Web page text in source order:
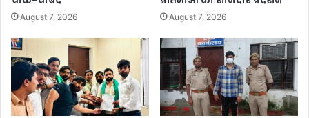
August 7, 2026 August 7, 2026